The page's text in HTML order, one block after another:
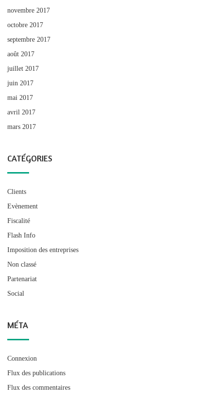
novembre 2017
octobre 2017
septembre 2017
août 2017
juillet 2017
juin 2017
mai 2017
avril 2017
mars 2017
CATÉGORIES
Clients
Evènement
Fiscalité
Flash Info
Imposition des entreprises
Non classé
Partenariat
Social
MÉTA
Connexion
Flux des publications
Flux des commentaires